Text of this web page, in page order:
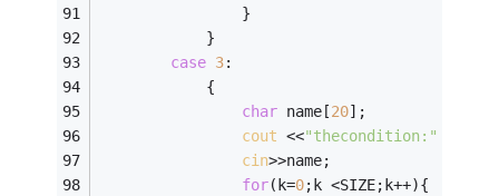
				}
			}
case 3:
			{
char name[20
cout <<"thecondition:"
cin>>name;
for(k=0;k <SIZE;k++){